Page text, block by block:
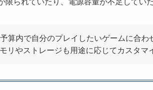
算内で自分のプレイしたいゲームに合
リやストレージも用途に応じてカスタマ